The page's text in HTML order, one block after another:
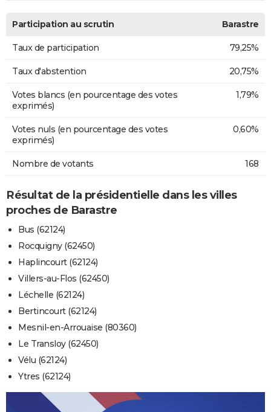
Participation au scrutin Barastre
Taux de participation 79,25%
Taux d'abstention 20,75%
Votes blancs (en pourcentage des votes
exprimés)
1,79%
Votes nuls (en pourcentage des votes
exprimés)
0,60%
Nombre de votants 168
Résultat de la présidentielle dans les villes
proches de Barastre
Bus (62124)
Rocquigny (62450)
Haplincourt (62124)
Villers-au-Flos (62450)
Léchelle (62124)
Bertincourt (62124)
Mesnil-en-Arrouaise (80360)
Le Transloy (62450)
Vélu (62124)
Ytres (62124)